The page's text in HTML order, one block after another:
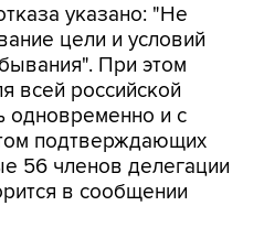
указано: "Не
цели и условий
При этом
всей российской
одновременно и с
подтверждающих
56 членов делегации
в сообщении